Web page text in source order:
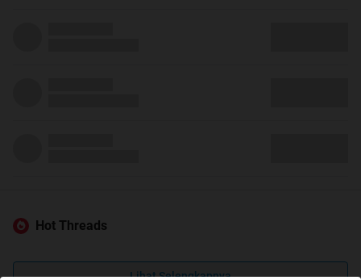
Hot Threads
Lihat Selengkapnya